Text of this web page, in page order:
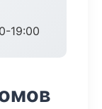
19:00